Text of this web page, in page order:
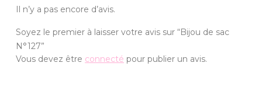
Il n’y a pas encore d’avis.
Soyez le premier à laisser votre avis sur “Bijou de sac
N°127”
Vous devez être connecté pour publier un avis.